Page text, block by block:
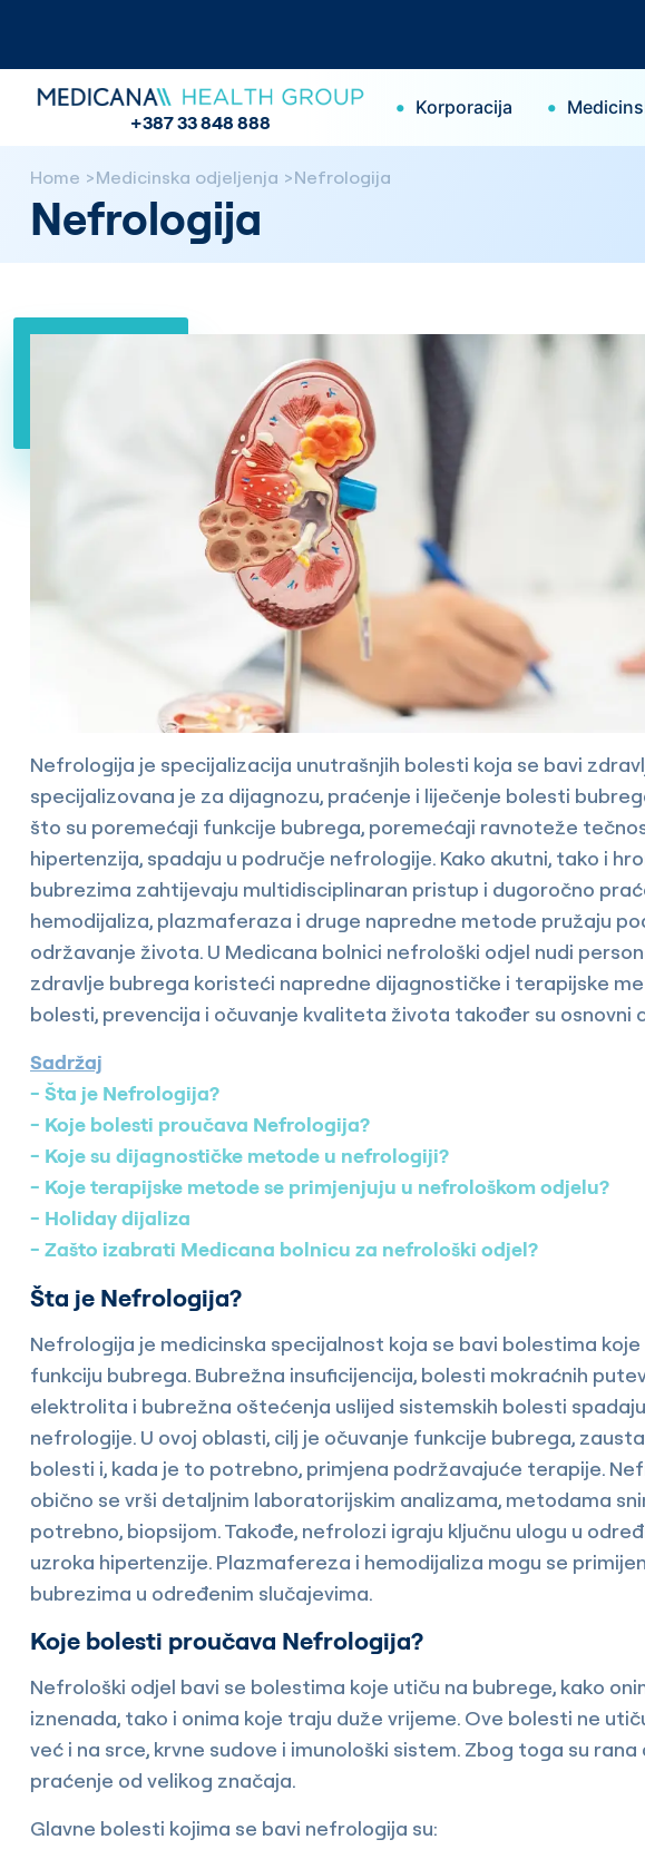
+387 33 848 888
• Korporacija •
Home Medicinska odjeljenja Nefrologija
Nefrologija
Nefrologija je specijalizacija unutrašnjih bolesti koja se bavi
specijalizovana je za dijagnozu, praćenje i liječenje bolesti
što su poremećaji funkcije bubrega, poremećaji ravnoteže
hipertenzija, spadaju u područje nefrologije. Kako akutni, tako i
bubrezima zahtijevaju multidisciplinaran pristup i dugoročno
hemodijaliza, plazmaferaza i druge napredne metode pružaju
održavanje života. U Medicana bolnici nefrološki odjel nudi
zdravlje bubrega koristeći napredne dijagnostičke i terapijske
bolesti, prevencija i očuvanje kvaliteta života također su osnovni
Sadržaj
Šta je Nefrologija?
Koje bolesti proučava Nefrologija?
Koje su dijagnostičke metode u nefrologiji?
Koje terapijske metode se primjenjuju u nefrološkom odjelu?
Holiday dijaliza
Zašto izabrati Medicana bolnicu za nefrološki odjel?
Šta je Nefrologija?
Nefrologija je medicinska specijalnost koja se bavi bolestima
funkciju bubrega. Bubrežna insuficijencija, bolesti mokraćnih
elektrolita i bubrežna oštećenja uslijed sistemskih bolesti
nefrologije. U ovoj oblasti, cilj je očuvanje funkcije bubrega,
bolesti i, kada je to potrebno, primjena podržavajuće terapije.
obično se vrši detaljnim laboratorijskim analizama, metodama
potrebno, biopsijom. Takođe, nefrolozi igraju ključnu ulogu u
uzroka hipertenzije. Plazmafereza i hemodijaliza mogu se
bubrezima u određenim slučajevima.
Koje bolesti proučava Nefrologija?
Nefrološki odjel bavi se bolestima koje utiču na bubrege, kako
iznenada, tako i onima koje traju duže vrijeme. Ove bolesti ne
već i na srce, krvne sudove i imunološki sistem. Zbog toga su
praćenje od velikog značaja.
Glavne bolesti kojima se bavi nefrologija su: